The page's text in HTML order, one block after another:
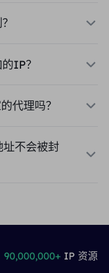
IP？
代理吗？
不会被封
90,000,000+ IP 资源